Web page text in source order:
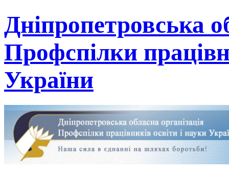
Дніпропетровська
Профспілки
України